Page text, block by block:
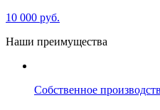
10 000 руб.
Наши преимущества
Собственное